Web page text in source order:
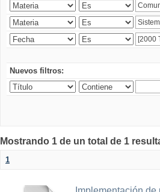
Nuevos filtros:
Mostrando 1 de un total de 1
1